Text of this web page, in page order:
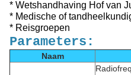
* Wetshandhaving Hof van
* Medische of
* Reisgroepen
Parameters:
Naam